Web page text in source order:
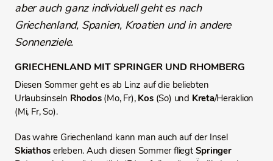
aber auch ganz individuell geht es nach
Griechenland, Spanien, Kroatien und in andere
Sonnenziele.
GRIECHENLAND MIT SPRINGER UND RHOMBERG
Diesen Sommer geht es ab Linz auf die beliebten
Urlaubsinseln Rhodos(Mo, Fr), Kos (So) und Kreta/Heraklion
(Mi, Fr, So).
Das wahre Griechenland kann man auch auf der Insel
Skiathos erleben. Auch diesen Sommer fliegt Springer